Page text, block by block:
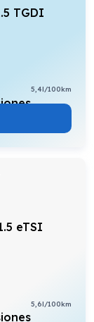
5,4l/100km
5,6l/100km